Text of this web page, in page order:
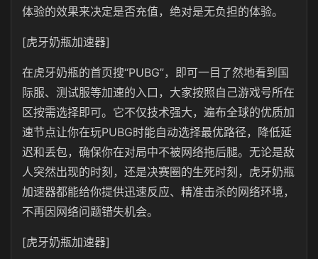
体验的效果来决定是否充值，绝对是无负担的体验。
[虎牙奶瓶加速器]
在虎牙奶瓶的首页搜“PUBG”，即可一目了然地看到国
际服、测试服等加速的入口，大家按照自己游戏号所在
区按需选择即可。它不仅技术强大，遍布全球的优质加
速节点让你在玩PUBG时能自动选择最优路径，降低延
迟和丢包，确保你在对局中不被网络拖后腿。无论是敌
人突然出现的时刻，还是决赛圈的生死时刻，虎牙奶瓶
加速器都能给你提供迅速反应、精准击杀的网络环境，
不再因网络问题错失机会。
[虎牙奶瓶加速器]